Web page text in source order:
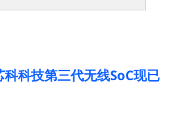
科技第三代无线SoC现已